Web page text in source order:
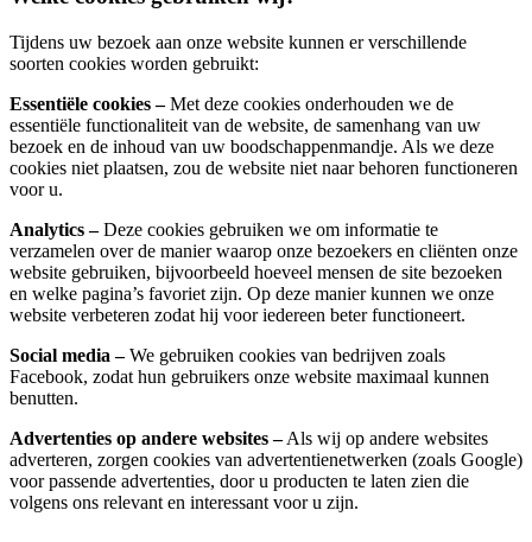
Tijdens uw bezoek aan onze website kunnen er verschillende
soorten cookies worden gebruikt:
Essentiële cookies –Met deze cookies onderhouden we de
essentiële functionaliteit van de website, de samenhang van uw
bezoek en de inhoud van uw boodschappenmandje. Als we deze
cookies niet plaatsen, zou de website niet naar behoren functioneren
voor u.
Analytics –Deze cookies gebruiken we om informatie te
verzamelen over de manier waarop onze bezoekers en cliënten onze
website gebruiken, bijvoorbeeld hoeveel mensen de site bezoeken
en welke pagina’s favoriet zijn. Op deze manier kunnen we onze
website verbeteren zodat hij voor iedereen beter functioneert.
Social media –We gebruiken cookies van bedrijven zoals
Facebook, zodat hun gebruikers onze website maximaal kunnen
benutten.
Advertenties op andere websites –Als wij op andere websites
adverteren, zorgen cookies van advertentienetwerken (zoals Google)
voor passende advertenties, door u producten te laten zien die
volgens ons relevant en interessant voor u zijn.